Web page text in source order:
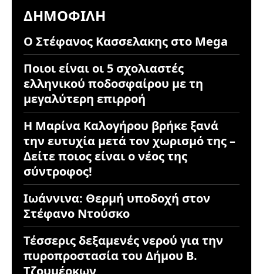
ΔΗΜΟΦΙΛΉ
Ο Στέφανος Κασσελακης στο Mega
Ποιοι είναι οι 5 σχολιαστές
ελληνικού ποδοσφαίρου με τη
μεγαλύτερη επιρροή
Η Μαρίνα Καλογήρου βρήκε ξανά
την ευτυχία μετά τον χωρισμό της –
Δείτε ποιος είναι ο νέος της
σύντροφος!
Ιωάννινα: Θερμή υποδοχή στον
Στέφανο Ντούσκο
Τέσσερις δεξαμενές νερού για την
πυροπροστασία του Δήμου Β.